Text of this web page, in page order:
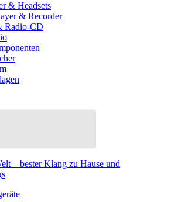
& Headsets
& Recorder
Radio-CD
– bester Klang zu Hause und